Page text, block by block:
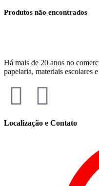
Produtos não encontrados
Há mais de 20 anos no
papelaria, materiais escolares
Localização e Contato